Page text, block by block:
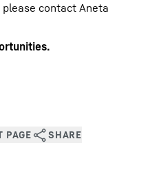
contact Aneta